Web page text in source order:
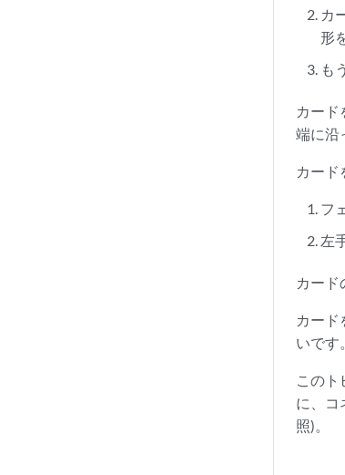
カ
形
も
カード
端に沿
カード
フ
左
カード
カード
いです。
このト
に、コ
照)。